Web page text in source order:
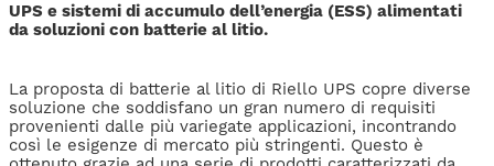
UPS e sistemi di accumulo dell’energia (ESS) alimentati
da soluzioni con batterie al litio.
La proposta di batterie al litio di Riello UPS copre diverse
soluzione che soddisfano un gran numero di requisiti
provenienti dalle più variegate applicazioni, incontrando
così le esigenze di mercato più stringenti. Questo è